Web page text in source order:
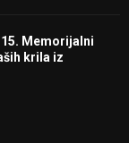
15. Memorijalni
krila iz